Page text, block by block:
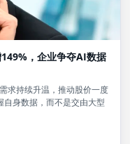
，企业争夺AI数据
求持续升温，推动股价一度
自身数据，而不是交由大型